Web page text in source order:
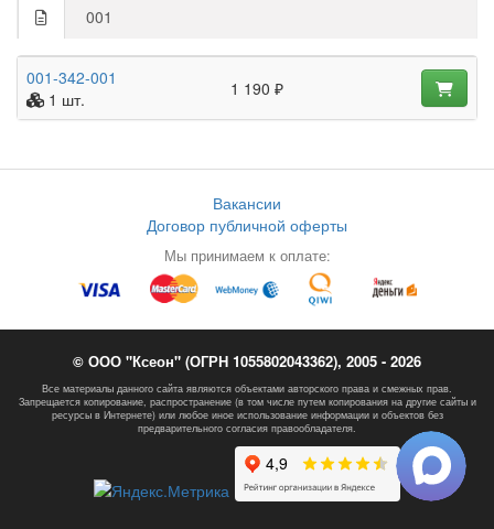
001
001-342-001
1 шт.
1 190 ₽
Вакансии
Договор публичной оферты
Мы принимаем к оплате:
© ООО "Ксеон" (ОГРН 1055802043362), 2005 - 2026
Все материалы данного сайта являются объектами авторского права и смежных прав.
Запрещается копирование, распространение (в том числе путем копирования на другие сайты и
ресурсы в Интернете) или любое иное использование информации и объектов без
предварительного согласия правообладателя.